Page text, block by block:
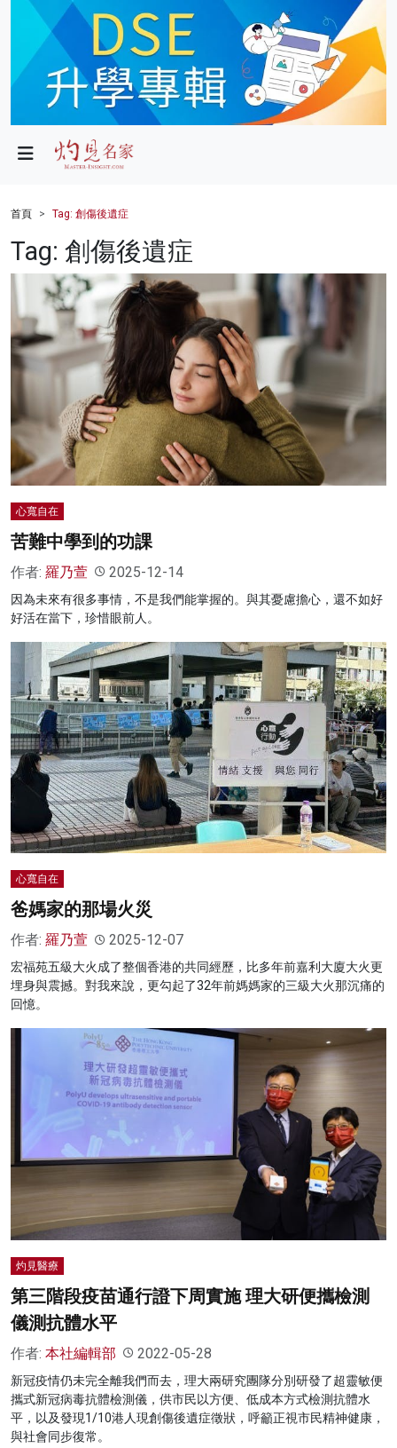
政局
財經
健康
商業
科技
名家榜
灼見活動
首頁 Tag: 創傷後遺症
Tag: 創傷後遺症
心寬自在
苦難中學到的功課
作者: 羅乃萱 2025-12-14
因為未來有很多事情，不是我們能掌握的。與其憂慮擔心，還不如好
好活在當下，珍惜眼前人。
心寬自在
爸媽家的那場火災
作者: 羅乃萱 2025-12-07
宏福苑五級大火成了整個香港的共同經歷，比多年前嘉利大廈大火更
埋身與震撼。對我來說，更勾起了32年前媽媽家的三級大火那沉痛的
回憶。
灼見醫療
第三階段疫苗通行證下周實施 理大研便攜檢測
儀測抗體水平
作者: 本社編輯部 2022-05-28
新冠疫情仍未完全離我們而去，理大兩研究團隊分別研發了超靈敏便
攜式新冠病毒抗體檢測儀，供市民以方便、低成本方式檢測抗體水
平，以及發現1/10港人現創傷後遺症徵狀，呼籲正視市民精神健康，
與社會同步復常。